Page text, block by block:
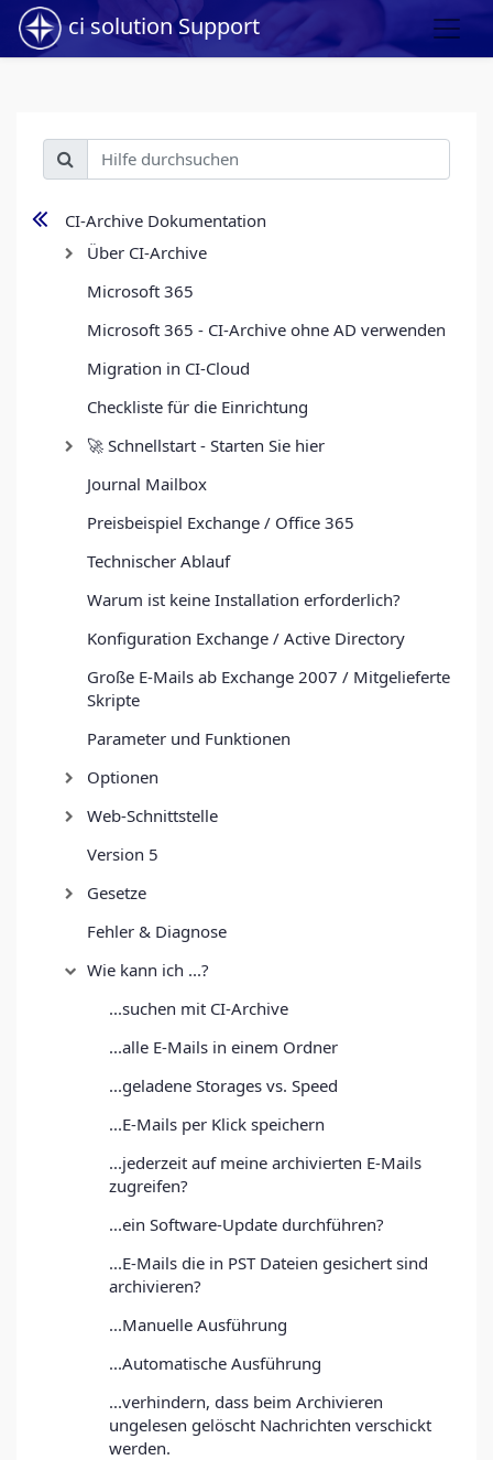
ci solution Support
CI-Archive Dokumentation
Über CI-Archive
Microsoft 365
Microsoft 365 - CI-Archive ohne AD verwenden
Migration in CI-Cloud
Checkliste für die Einrichtung
🚀 Schnellstart - Starten Sie hier
Journal Mailbox
Preisbeispiel Exchange / Office 365
Technischer Ablauf
Warum ist keine Installation erforderlich?
Konfiguration Exchange / Active Directory
Große E-Mails ab Exchange 2007 / Mitgelieferte
Skripte
Parameter und Funktionen
Optionen
Web-Schnittstelle
Version 5
Gesetze
Fehler & Diagnose
Wie kann ich ...?
...suchen mit CI-Archive
...alle E-Mails in einem Ordner
...geladene Storages vs. Speed
...E-Mails per Klick speichern
...jederzeit auf meine archivierten E-Mails
zugreifen?
...ein Software-Update durchführen?
...E-Mails die in PST Dateien gesichert sind
archivieren?
...Manuelle Ausführung
...Automatische Ausführung
...verhindern, dass beim Archivieren
ungelesen gelöscht Nachrichten verschickt
werden.